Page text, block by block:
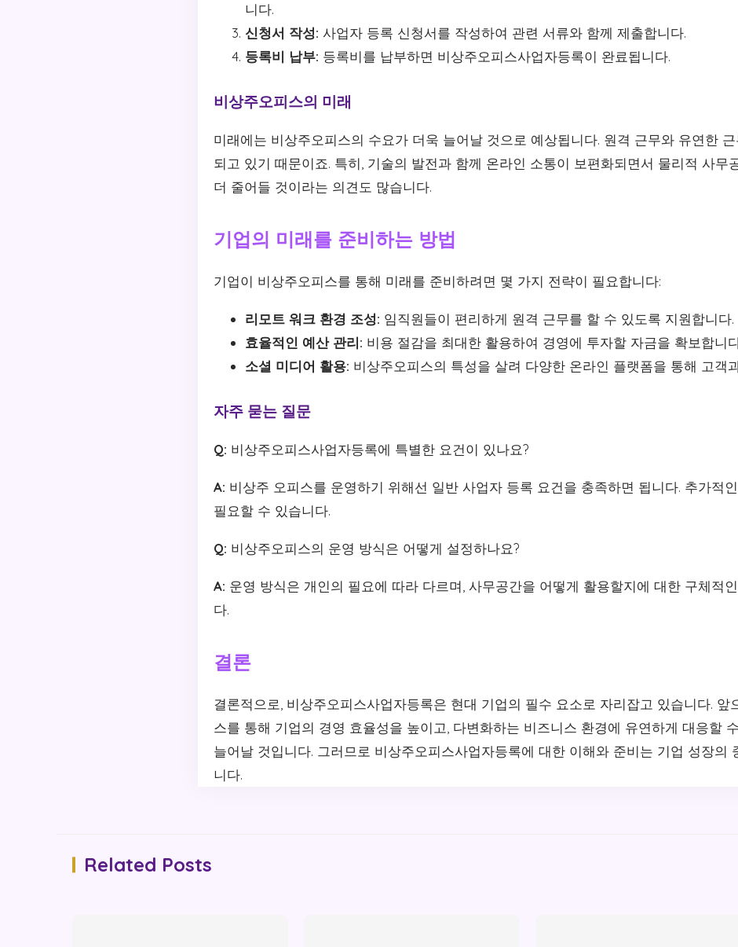
니다.
신청서 작성: 사업자 등록 신청서를 작성하여 관련 서류와 함께 제출합니다.
등록비 납부: 등록비를 납부하면 비상주오피스사업자등록이 완료됩니다.
비상주오피스의 미래
미래에는 비상주오피스의 수요가 더욱 늘어날 것으로 예상됩니다. 원격 근무와 유연한
되고 있기 때문이죠. 특히, 기술의 발전과 함께 온라인 소통이 보편화되면서 물리적 사무
더 줄어들 것이라는 의견도 많습니다.
기업의 미래를 준비하는 방법
기업이 비상주오피스를 통해 미래를 준비하려면 몇 가지 전략이 필요합니다:
리모트 워크 환경 조성: 임직원들이 편리하게 원격 근무를 할 수 있도록 지원합니다.
효율적인 예산 관리: 비용 절감을 최대한 활용하여 경영에 투자할 자금을 확보합니
소셜 미디어 활용: 비상주오피스의 특성을 살려 다양한 온라인 플랫폼을 통해 고객
자주 묻는 질문
Q: 비상주오피스사업자등록에 특별한 요건이 있나요?
A: 비상주 오피스를 운영하기 위해선 일반 사업자 등록 요건을 충족하면 됩니다. 추가적
필요할 수 있습니다.
Q: 비상주오피스의 운영 방식은 어떻게 설정하나요?
A: 운영 방식은 개인의 필요에 따라 다르며, 사무공간을 어떻게 활용할지에 대한 구체적
다.
결론
결론적으로, 비상주오피스사업자등록은 현대 기업의 필수 요소로 자리잡고 있습니다. 앞
스를 통해 기업의 경영 효율성을 높이고, 다변화하는 비즈니스 환경에 유연하게 대응할
늘어날 것입니다. 그러므로 비상주오피스사업자등록에 대한 이해와 준비는 기업 성장의
니다.
Related Posts